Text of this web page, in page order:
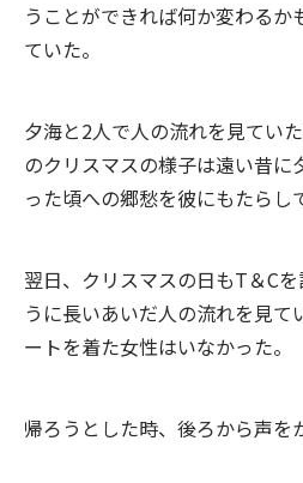
うことができれば何か変わるか
ていた。
夕海と2人で人の流れを見てい
のクリスマスの様子は遠い昔に
った頃への郷愁を彼にもたらし
翌日、クリスマスの日もT＆C
うに長いあいだ人の流れを見て
ートを着た女性はいなかった。
帰ろうとした時、後ろから声を